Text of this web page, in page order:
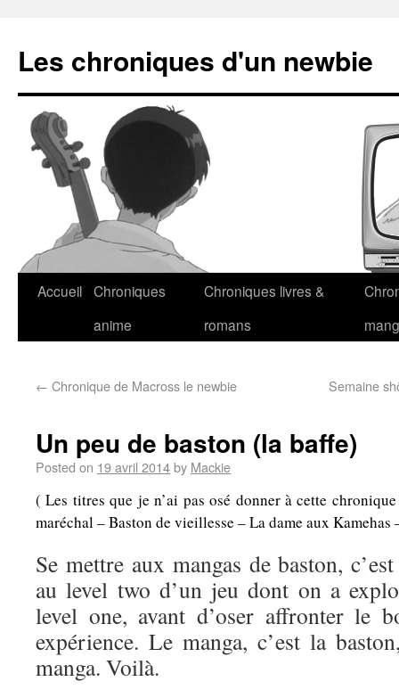
Les chroniques d'un newbie
Accueil Chroniques
anime
Chroniques livres &
romans
← Chronique de Macross le newbie Semaine
Un peu de baston (la baffe)
Posted on 19 avril 2014by Mackie
( Les titres que je n’ai pas osé donner à cette
maréchal – Baston de vieillesse – La dame aux
Se mettre aux mangas de baston,
au level two d’un jeu dont on a
level one, avant d’oser affronter le
expérience. Le manga, c’est la
manga. Voilà.